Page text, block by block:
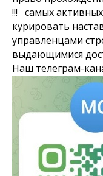
!!! самых
курировать
управленцами
выдающимися
Наш телеграм-